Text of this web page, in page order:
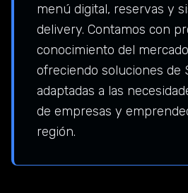
menú digital, reservas y
delivery. Contamos con
conocimiento del
ofreciendo soluciones de
adaptadas a las
de empresas y
región.